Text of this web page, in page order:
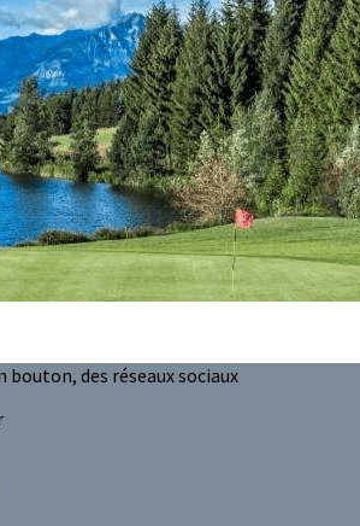
affichées
bouton, des réseaux sociaux